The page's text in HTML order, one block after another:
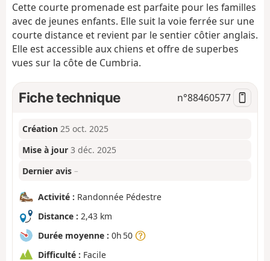
i
g
a
n
Cette courte promenade est parfaite pour les familles
avec de jeunes enfants. Elle suit la voie ferrée sur une
courte distance et revient par le sentier côtier anglais.
Elle est accessible aux chiens et offre de superbes
vues sur la côte de Cumbria.
Fiche technique n°88460577
Création 25 oct. 2025
Mise à jour 3 déc. 2025
Dernier avis –
Activité : Randonnée Pédestre
Distance : 2,43 km
Durée moyenne : 0h 50
Difficulté : Facile